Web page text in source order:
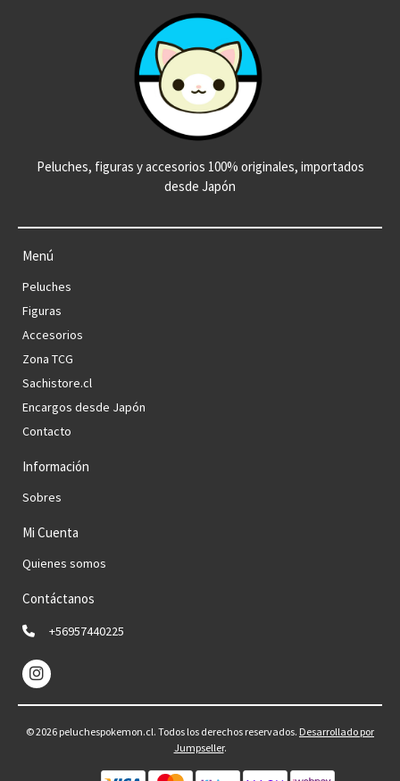
Peluches, figuras y accesorios 100% originales, importados
desde Japón
Menú
Peluches
Figuras
Accesorios
Zona TCG
Sachistore.cl
Encargos desde Japón
Contacto
Información
Sobres
Mi Cuenta
Quienes somos
Contáctanos
+56957440225
© 2026 peluchespokemon.cl. Todos los derechos reservados. Desarrollado por
Jumpseller.